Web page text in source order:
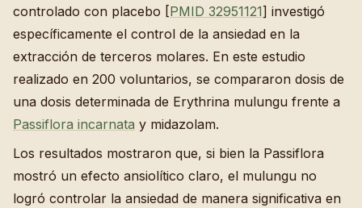
controlado con placebo [PMID 32951121] investigó
específicamente el control de la ansiedad en la
extracción de terceros molares. En este estudio
realizado en 200 voluntarios, se compararon dosis de
una dosis determinada de Erythrina mulungu frente a
Passiflora incarnata y midazolam.
Los resultados mostraron que, si bien la Passiflora
mostró un efecto ansiolítico claro, el mulungu no
logró controlar la ansiedad de manera significativa en